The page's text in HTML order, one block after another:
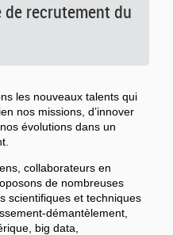
recrutement du
les nouveaux talents qui
nos missions, d’innover
évolutions dans un
collaborateurs en
de nombreuses
scientifiques et techniques
démantèlement,
big data,